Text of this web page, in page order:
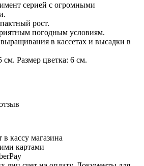
серией с огромными
рост.
погодным условиям.
в кассетах и высадки в
см. Размер цветка: 6 см.
кассу магазина
картами